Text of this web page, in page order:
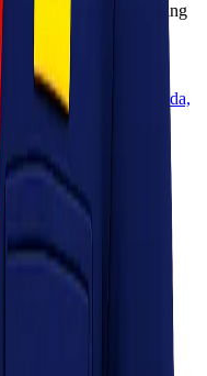
terpercaya yang
dengan cepat,
12 Jurumudi baru, Benda,